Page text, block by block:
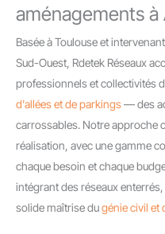
aménagements à
Basée à Toulouse et
Sud-Ouest, Rdetek Réseaux
professionnels et collectivités
d'allées et de parkings— des
carrossables. Notre approche
réalisation, avec une gamme
chaque besoin et chaque
intégrant des réseaux
solide maîtrise dugénie civil et